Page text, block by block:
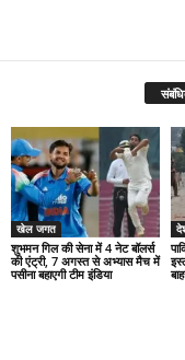
खेल जगत
शुभमन गिल की सेना में 4 नेट बॉलर्स
की एंट्री, 7 अगस्त से अभ्यास मैच में
पसीना बहाएगी टीम इंडिया